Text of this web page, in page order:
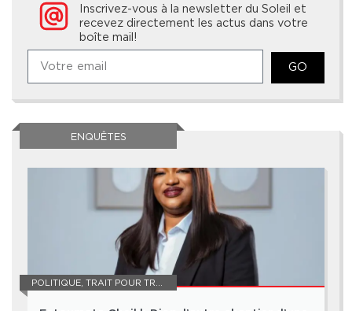
Inscrivez-vous à la newsletter du Soleil et
recevez directement les actus dans votre
boîte mail!
GO
ENQUÊTES
POLITIQUE, TRAIT POUR TRAIT